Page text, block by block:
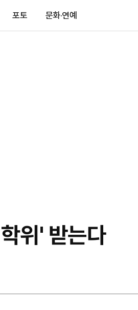
포토 문화·연예
위' 받는다